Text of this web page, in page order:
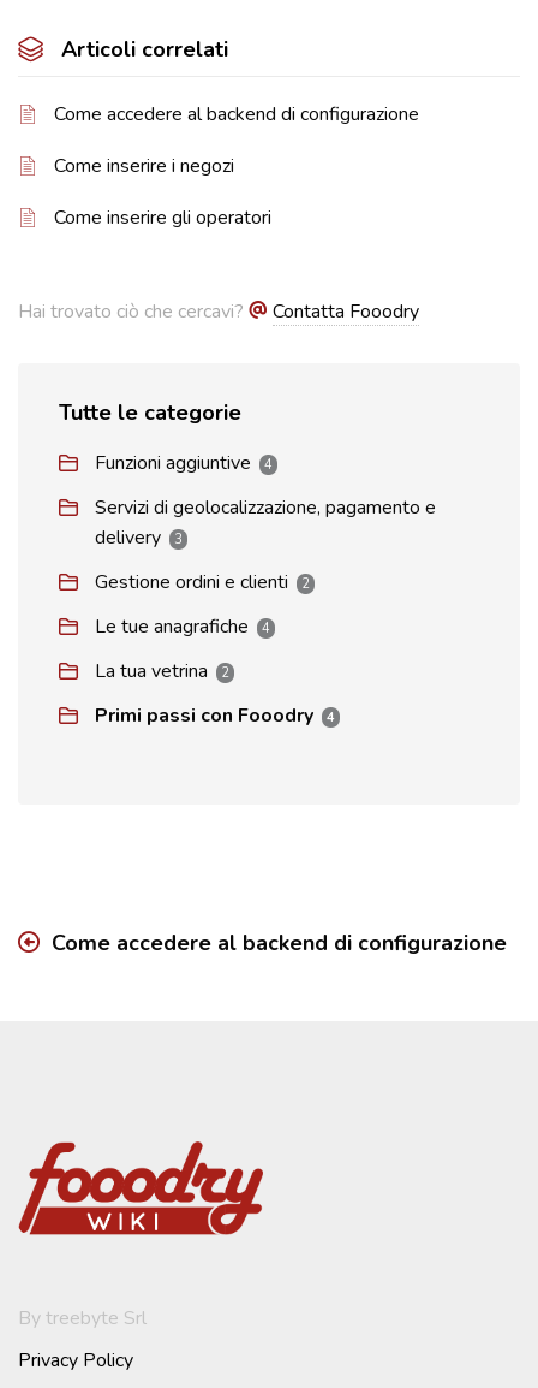
Articoli correlati
Come accedere al backend di configurazione
Come inserire i negozi
Come inserire gli operatori
Hai trovato ciò che cercavi? Contatta Fooodry
Tutte le categorie
Funzioni aggiuntive 4
Servizi di geolocalizzazione, pagamento e
delivery
3
Gestione ordini e clienti 2
Le tue anagrafiche 4
La tua vetrina 2
Primi passi con Fooodry 4
Come accedere al backend di configurazione
By treebyte Srl
Privacy Policy